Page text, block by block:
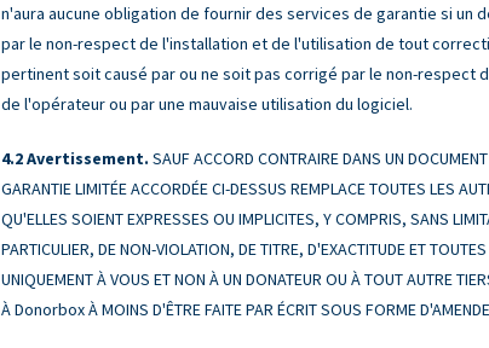
n'aura aucune obligation de fournir des services de garantie si un
par le non-respect de l'installation et de l'utilisation de tout
pertinent soit causé par ou ne soit pas corrigé par le non-respect
de l'opérateur ou par une mauvaise utilisation du logiciel.
Avertissement. SAUF ACCORD CONTRAIRE DANS UN
GARANTIE LIMITÉE ACCORDÉE CI-DESSUS REMPLACE TOUTES LES
QU'ELLES SOIENT EXPRESSES OU IMPLICITES, Y COMPRIS, SANS
PARTICULIER, DE NON-VIOLATION, DE TITRE, D'EXACTITUDE ET
UNIQUEMENT À VOUS ET NON À UN DONATEUR OU À TOUT AUTRE
À Donorbox À MOINS D'ÊTRE FAITE PAR ÉCRIT SOUS FORME